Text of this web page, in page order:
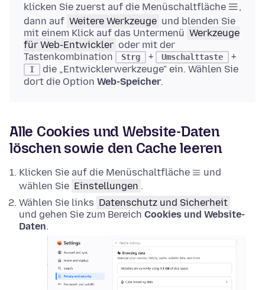
klicken Sie zuerst auf die Menüschaltfläche
,
dann auf Weitere Werkzeuge und blenden Sie
mit einem Klick auf das Untermenü Werkzeuge
für Web-Entwickler oder mit der
Tastenkombination
Strg + Umschalttaste +
I
die „Entwicklerwerkzeuge" ein. Wählen Sie
dort die Option Web-Speicher.
Alle Cookies und Website-Daten
löschen sowie den Cache leeren
Klicken Sie auf die Menüschaltfläche
und
wählen Sie Einstellungen .
Wählen Sie links Datenschutz und Sicherheit
und gehen Sie zum Bereich Cookies und Website-
Daten.